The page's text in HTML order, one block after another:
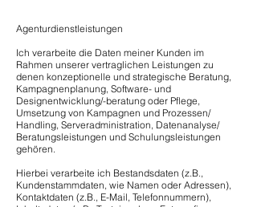
Agenturdienstleistungen​
Ich verarbeite die Daten meiner Kunden im
Rahmen unserer vertraglichen Leistungen zu
denen konzeptionelle und strategische Beratung,
Kampagnenplanung, Software- und
Designentwicklung/-beratung oder Pflege,
Umsetzung von Kampagnen und Prozessen/
Handling, Serveradministration, Datenanalyse/
Beratungsleistungen und Schulungsleistungen
gehören.
Hierbei verarbeite ich Bestandsdaten (z.B.,
Kundenstammdaten, wie Namen oder Adressen),
Kontaktdaten (z.B., E-Mail, Telefonnummern),